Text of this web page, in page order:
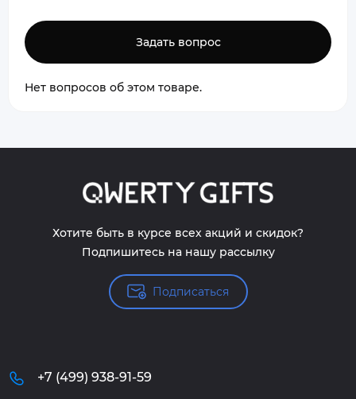
Задать вопрос
Нет вопросов об этом товаре.
Хотите быть в курсе всех акций и скидок?
Подпишитесь на нашу рассылку
Подписаться
+7 (499) 938-91-59